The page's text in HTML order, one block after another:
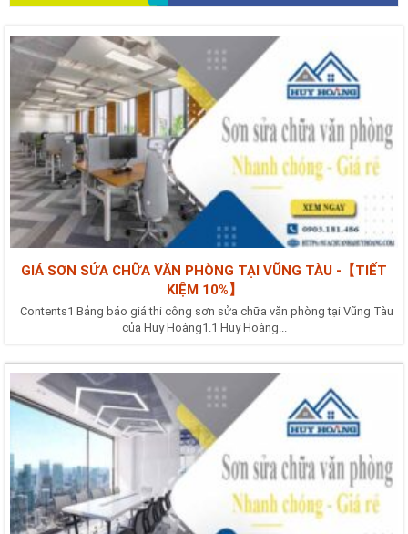
GIÁ SƠN SỬA CHỮA VĂN PHÒNG TẠI VŨNG TÀU -【TIẾT
KIỆM 10%】
Contents1 Bảng báo giá thi công sơn sửa chữa văn phòng tại Vũng Tàu
của Huy Hoàng1.1 Huy Hoàng...